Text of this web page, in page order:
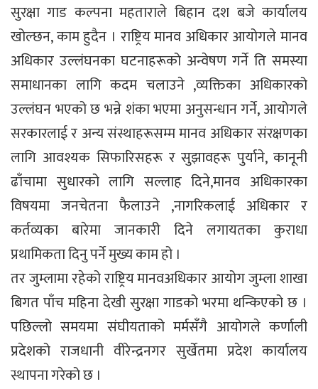
सुरक्षा गाड कल्पना महताराले बिहान दश बजे कार्यालय
खोल्छन, काम हुदैन । राष्ट्रिय मानव अधिकार आयोगले मानव
अधिकार उल्लंघनका घटनाहरूको अन्वेषण गर्ने ति समस्या
समाधानका लागि कदम चलाउने ,व्यक्तिका अधिकारको
उल्लंघन भएको छ भन्ने शंका भएमा अनुसन्धान गर्ने, आयोगले
सरकारलाई र अन्य संस्थाहरूसम्म मानव अधिकार संरक्षणका
लागि आवश्यक सिफारिसहरू र सुझावहरू पुर्याने, कानूनी
ढाँचामा सुधारको लागि सल्लाह दिने,मानव अधिकारका
विषयमा जनचेतना फैलाउने ,नागरिकलाई अधिकार र
कर्तव्यका बारेमा जानकारी दिने लगायतका कुराधा
प्रथामिकता दिनु पर्ने मुख्य काम हो ।
तर जुम्लामा रहेको राष्ट्रिय मानवअधिकार आयोग जुम्ला शाखा
बिगत पाँच महिना देखी सुरक्षा गाडको भरमा थन्किएको छ ।
पछिल्लो समयमा संघीयताको मर्मसँगै आयोगले कर्णाली
प्रदेशको राजधानी वीरेन्द्रनगर सुर्खेतमा प्रदेश कार्यालय
स्थापना गरेको छ ।